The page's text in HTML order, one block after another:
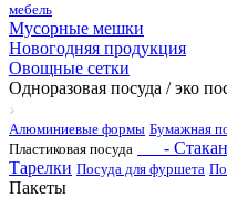
мебель
Мусорные мешки
Новогодняя продукция
Овощные сетки
Одноразовая посуда / эко
Алюминиевые формы Бумажная
Пластиковая посуда
-
Тарелки Посуда для фуршета
Пакеты